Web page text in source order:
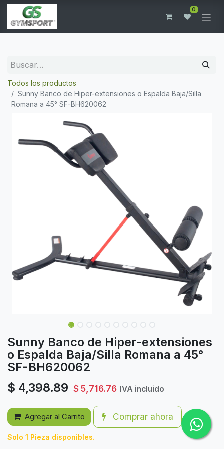
0
Todos los productos
Sunny Banco de Hiper-extensiones o Espalda Baja/Silla
Romana a 45° SF-BH620062
Sunny Banco de Hiper-extensiones
o Espalda Baja/Silla Romana a 45°
SF-BH620062
$ 4,398.89 $5,716.76 IVA incluido
Agregar al Carrito Comprar ahora
Solo 1 Pieza disponibles.